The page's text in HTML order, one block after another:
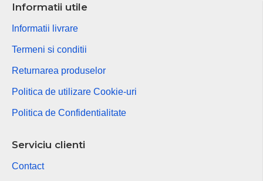
Informatii utile
Informatii livrare
Termeni si conditii
Returnarea produselor
Politica de utilizare Cookie-uri
Politica de Confidentialitate
Serviciu clienti
Contact